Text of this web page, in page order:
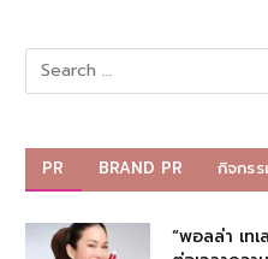
PR BRAND PR กิจกร
“พอลล่า เท